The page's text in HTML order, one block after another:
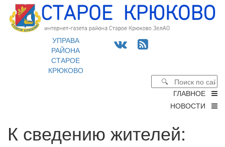
УПРАВА
РАЙОНА
СТАРОЕ
КРЮКОВО
ГЛАВНОЕ
НОВОСТИ
К сведению жителей: